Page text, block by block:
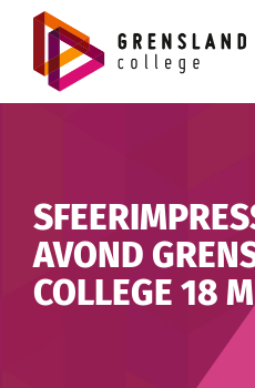
inhoud
AVOND
COLLEGE 18